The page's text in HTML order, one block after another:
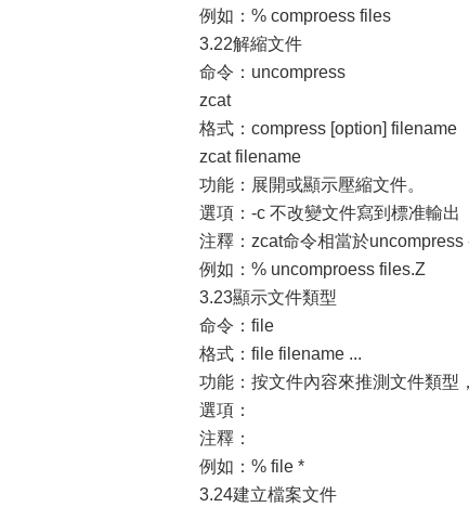
例如：% comproess files
3.22解縮文件
命令：uncompress
zcat
格式：compress [option] filename
zcat filename
功能：展開或顯示壓縮文件。
選項：-c 不改變文件寫到標准輸出
注釋：zcat命令相當於uncompress
例如：% uncomproess files.Z
3.23顯示文件類型
命令：file
格式：file filename ...
功能：按文件內容來推測文件類型
選項：
注釋：
例如：% file *
3.24建立檔案文件